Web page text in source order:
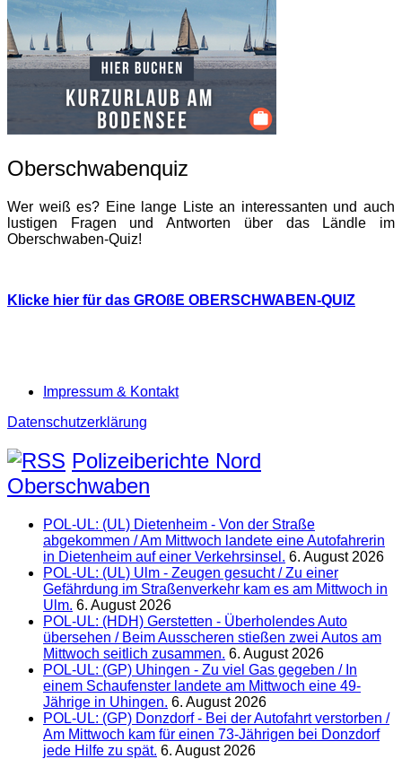
Oberschwabenquiz
Wer weiß es? Eine lange Liste an interessanten und auch
lustigen Fragen und Antworten über das Ländle im
Oberschwaben-Quiz!
Klicke hier für das GROßE OBERSCHWABEN-QUIZ
Impressum & Kontakt
Datenschutzerklärung
Polizeiberichte Nord
Oberschwaben
POL-UL: (UL) Dietenheim - Von der Straße
abgekommen / Am Mittwoch landete eine Autofahrerin
in Dietenheim auf einer Verkehrsinsel. 6. August 2026
POL-UL: (UL) Ulm - Zeugen gesucht / Zu einer
Gefährdung im Straßenverkehr kam es am Mittwoch in
Ulm. 6. August 2026
POL-UL: (HDH) Gerstetten - Überholendes Auto
übersehen / Beim Ausscheren stießen zwei Autos am
Mittwoch seitlich zusammen. 6. August 2026
POL-UL: (GP) Uhingen - Zu viel Gas gegeben / In
einem Schaufenster landete am Mittwoch eine 49-
Jährige in Uhingen. 6. August 2026
POL-UL: (GP) Donzdorf - Bei der Autofahrt verstorben /
Am Mittwoch kam für einen 73-Jährigen bei Donzdorf
jede Hilfe zu spät. 6. August 2026